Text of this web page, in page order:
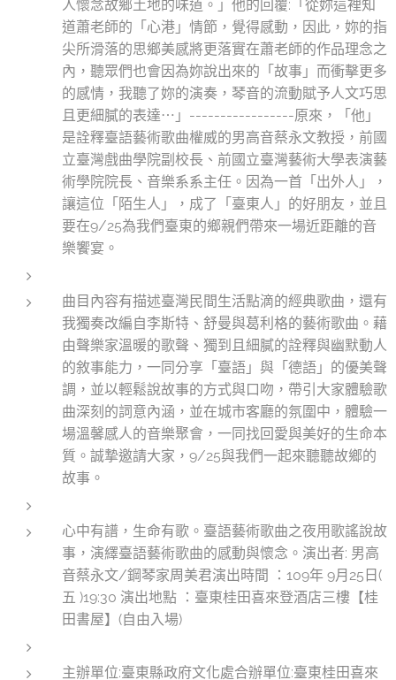
人懷念故鄉土地的味道。」他的回覆:「從妳這裡知
道蕭老師的「心港」情節，覺得感動，因此，妳的指
尖所滑落的思鄉美感將更落實在蕭老師的作品理念之
內，聽眾們也會因為妳說出來的「故事」而衝擊更多
的感情，我聽了妳的演奏，琴音的流動賦予人文巧思
且更細膩的表達⋯」-----------------原來，「他」
是詮釋臺語藝術歌曲權威的男高音蔡永文教授，前國
立臺灣戲曲學院副校長、前國立臺灣藝術大學表演藝
術學院院長、音樂系系主任。因為一首「出外人」，
讓這位「陌生人」，成了「臺東人」的好朋友，並且
要在9/25為我們臺東的鄉親們帶來一場近距離的音
樂饗宴。
曲目內容有描述臺灣民間生活點滴的經典歌曲，還有
我獨奏改編自李斯特、舒曼與葛利格的藝術歌曲。藉
由聲樂家溫暖的歌聲、獨到且細膩的詮釋與幽默動人
的敘事能力，一同分享「臺語」與「德語」的優美聲
調，並以輕鬆說故事的方式與口吻，帶引大家體驗歌
曲深刻的詞意內涵，並在城市客廳的氛圍中，體驗一
場溫馨感人的音樂聚會，一同找回愛與美好的生命本
質。誠摯邀請大家，9/25與我們一起來聽聽故鄉的
故事。
心中有譜，生命有歌。臺語藝術歌曲之夜用歌謠說故
事，演繹臺語藝術歌曲的感動與懷念。演出者: 男高
音蔡永文/鋼琴家周美君演出時間 ：109年 9月25日(
五 )19:30 演出地點 ：臺東桂田喜來登酒店三樓【桂
田書屋】(自由入場)
主辦單位:臺東縣政府文化處合辦單位:臺東桂田喜來